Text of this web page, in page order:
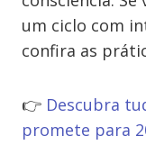
um ciclo com
confira as
👉 Descubra
promete para